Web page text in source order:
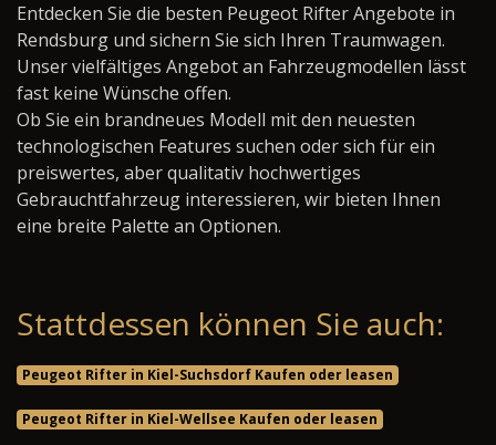
Entdecken Sie die besten Peugeot Rifter Angebote in
Rendsburg und sichern Sie sich Ihren Traumwagen.
Unser vielfältiges Angebot an Fahrzeugmodellen lässt
fast keine Wünsche offen.
Ob Sie ein brandneues Modell mit den neuesten
technologischen Features suchen oder sich für ein
preiswertes, aber qualitativ hochwertiges
Gebrauchtfahrzeug interessieren, wir bieten Ihnen
eine breite Palette an Optionen.
Stattdessen können Sie auch:
Peugeot Rifter in Kiel-Suchsdorf Kaufen oder leasen
Peugeot Rifter in Kiel-Wellsee Kaufen oder leasen